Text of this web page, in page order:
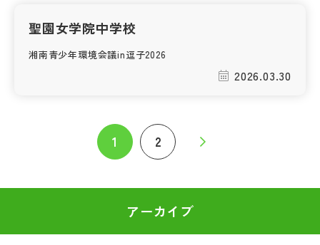
聖園女学院中学校
湘南青少年環境会議in逗子2026
2026.03.30
1 2
アーカイブ